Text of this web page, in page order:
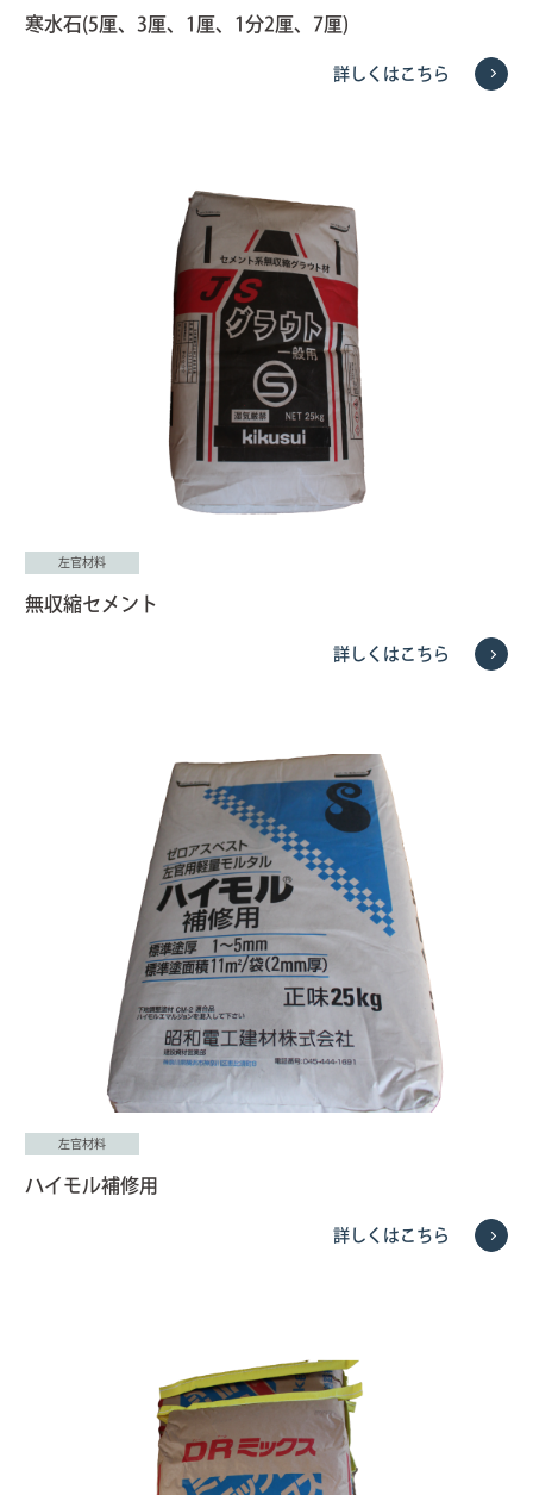
寒水石(5厘、3厘、1厘、1分2厘、7厘)
詳しくはこちら
左官材料
無収縮セメント
詳しくはこちら
左官材料
ハイモル補修用
詳しくはこちら